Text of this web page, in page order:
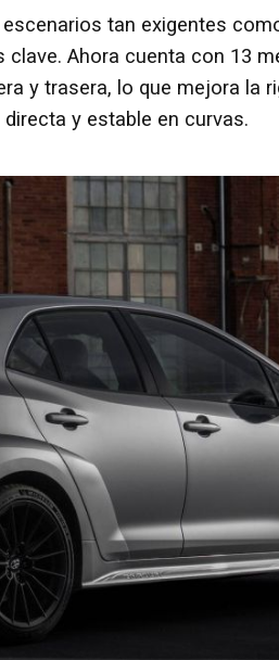
tan exigentes
Ahora cuenta con 13
y trasera, lo que mejora la
y estable en curvas.